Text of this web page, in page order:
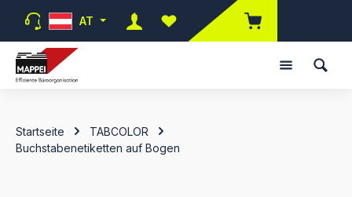
Zum Hauptinhalt springen
AT
Du hast 0 Produkte auf dem
Startseite
TABCOLOR
Buchstabenetiketten auf Bogen